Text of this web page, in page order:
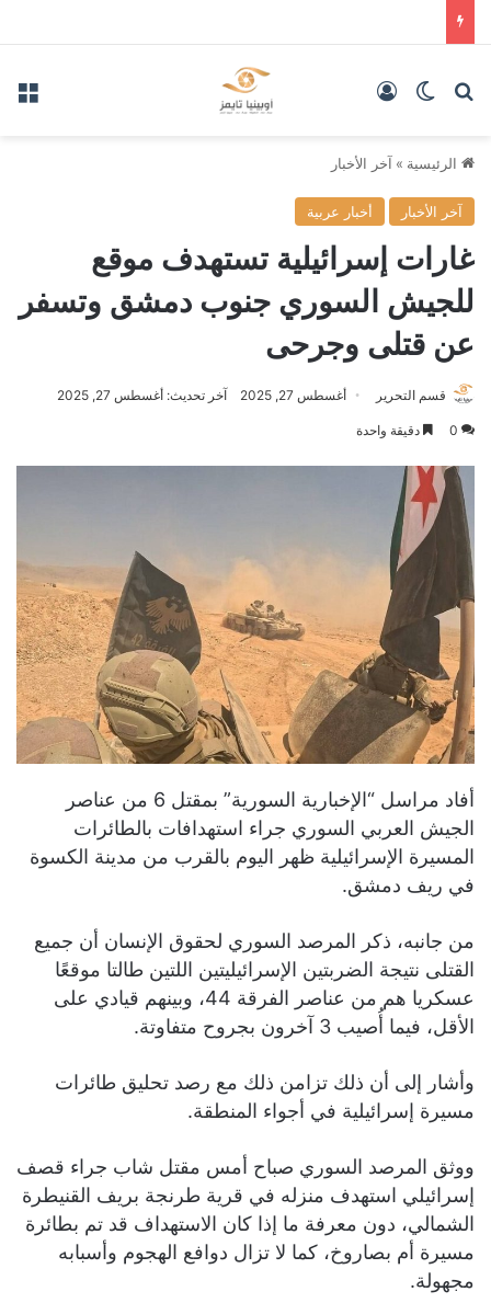
بحث عنالوضع المظلم
الرئيسية » آخر الأخبار
آخر الأخبار أخبار عربية
غارات إسرائيلية تستهدف موقع
للجيش السوري جنوب دمشق وتسفر
عن قتلى وجرحى
قسم التحرير أغسطس 27, 2025 آخر تحديث: أغسطس 27, 2025
0 دقيقة واحدة
أفاد مراسل “الإخبارية السورية” بمقتل 6 من عناصر
الجيش العربي السوري جراء استهدافات بالطائرات
المسيرة الإسرائيلية ظهر اليوم بالقرب من مدينة الكسوة
في ريف دمشق.
من جانبه، ذكر المرصد السوري لحقوق الإنسان أن جميع
القتلى نتيجة الضربتين الإسرائيليتين اللتين طالتا موقعًا
عسكريا هم من عناصر الفرقة 44، وبينهم قيادي على
الأقل، فيما أُصيب 3 آخرون بجروح متفاوتة.
وأشار إلى أن ذلك تزامن ذلك مع رصد تحليق طائرات
مسيرة إسرائيلية في أجواء المنطقة.
ووثق المرصد السوري صباح أمس مقتل شاب جراء قصف
إسرائيلي استهدف منزله في قرية طرنجة بريف القنيطرة
الشمالي، دون معرفة ما إذا كان الاستهداف قد تم بطائرة
مسيرة أم بصاروخ، كما لا تزال دوافع الهجوم وأسبابه
مجهولة.